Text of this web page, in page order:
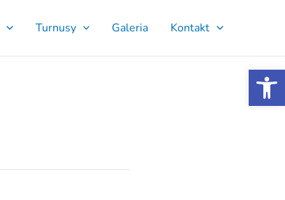
Turnusy Galeria Kontakt